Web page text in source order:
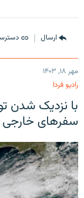
ارسال
مهر ۱۸, ۱۴۰۳
رادیو فردا
با نزدیک شدن
سفرهای خارجی